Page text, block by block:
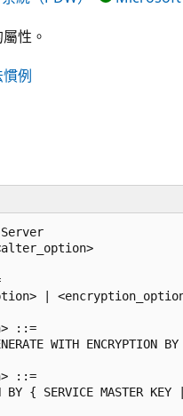
性。
例
<alter_option>
|
::=
WITH ENCRYPTION BY
::=
BY { SERVICE MASTER KEY